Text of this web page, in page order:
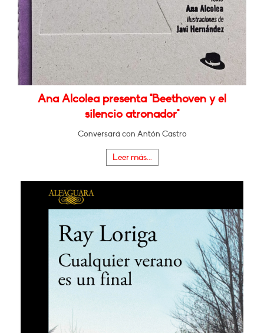
Ana Alcolea presenta "Beethoven y el
silencio atronador"
Conversará con Antón Castro
Leer más...